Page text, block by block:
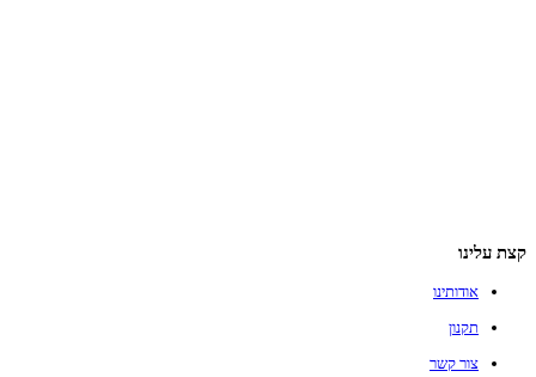
קצת עלינו
אודותינו
תקנון
צור קשר